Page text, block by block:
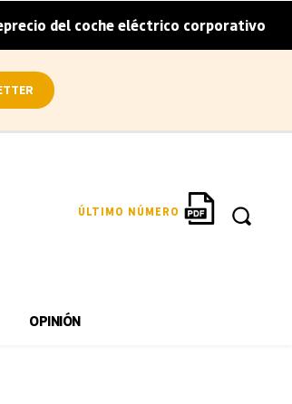
del coche eléctrico corporativo |
ÚLTIMO NÚMERO
OPINIÓN